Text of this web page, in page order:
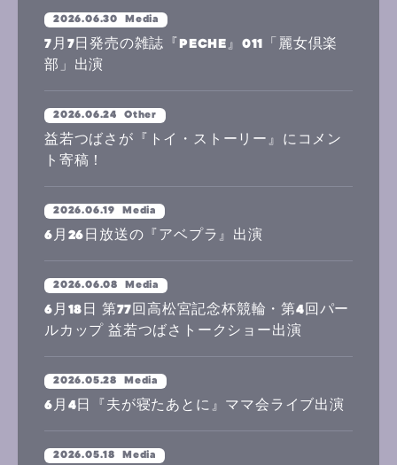
2026.06.30 Media
7月7日発売の雑誌『PECHE』011「麗女倶楽
部」出演
2026.06.24 Other
益若つばさが『トイ・ストーリー』にコメン
ト寄稿！
2026.06.19 Media
6月26日放送の『アベプラ』出演
2026.06.08 Media
6月18日 第77回高松宮記念杯競輪・第4回パー
ルカップ 益若つばさトークショー出演
2026.05.28 Media
6月4日『夫が寝たあとに』ママ会ライブ出演
2026.05.18 Media